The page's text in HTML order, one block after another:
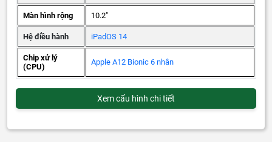
Màn hình rộng 10.2"
Hệ điều hành iPadOS 14
Chip xử lý
(CPU)
Apple A12 Bionic 6 nhân
Xem cấu hình chi tiết